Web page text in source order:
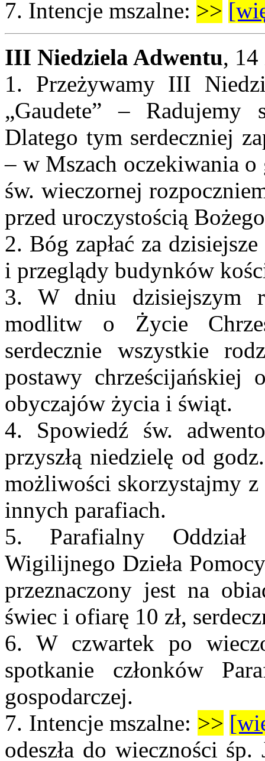
7. Intencje mszalne: >>
III Niedziela Adwentu,
1. Przeżywamy III
„Gaudete” –
Dlatego tym serdeczniej
– w Mszach oczekiwania
św. wieczornej
przed uroczystością
2. Bóg zapłać za
i przeglądy budynków
3. W dniu dzisiejszym
modlitw o Życie
serdecznie wszystkie
postawy chrześcijańskiej
obyczajów życia i świąt.
4. Spowiedź św.
przyszłą niedzielę od
możliwości skorzystajmy
innych parafiach.
5. Parafialny Oddział
Wigilijnego Dzieła
przeznaczony jest na
świec i ofiarę 10 zł,
6. W czwartek po
spotkanie członków
gospodarczej.
7. Intencje mszalne: >>
odeszła do wieczności